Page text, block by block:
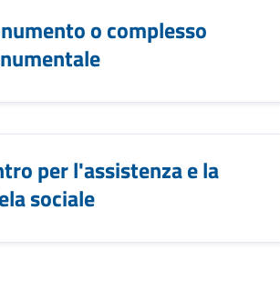
o complesso
per l'assistenza e la
sociale